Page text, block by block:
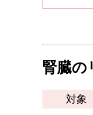
腎臓の
対象